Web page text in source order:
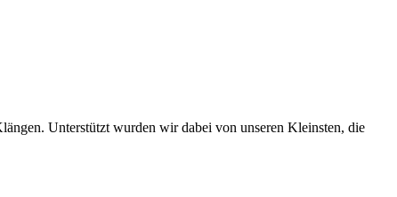
Unterstützt wurden wir dabei von unseren Kleinsten, die